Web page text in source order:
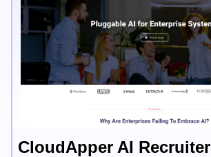
CloudApper AI Recruiter